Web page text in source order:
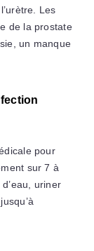
Les
de la prostate
un manque
pour
sur 7 à
uriner